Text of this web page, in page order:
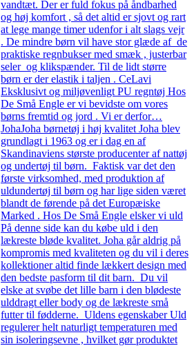
vandtæt. Der er fuld fokus på åndbarhed
og høj komfort , så det altid er sjovt og rart
at lege mange timer udenfor i alt slags vejr
. De mindre børn vil have stor glæde af de
praktiske regnbukser med smæk , justerbar
seler og klikspænder. Til de lidt større
børn er der elastik i taljen . CeLavi
Eksklusivt og miljøvenligt PU regntøj Hos
De Små Engle er vi bevidste om vores
børns fremtid og jord . Vi er derfor…
JohaJoha børnetøj i høj kvalitet Joha blev
grundlagt i 1963 og er i dag en af
Skandinaviens største producenter af nattøj
og undertøj til børn. Faktisk var det den
første virksomhed, med produktion af
uldundertøj til børn og har lige siden været
blandt de førende på det Europæiske
Marked . Hos De Små Engle elsker vi uld
På denne side kan du købe uld i den
lækreste bløde kvalitet. Joha går aldrig på
kompromis med kvaliteten og du vil i deres
kollektioner altid finde lækkert design med
den bedste pasform til dit barn. Du vil
elske at svøbe det lille barn i den blødeste
ulddragt eller body og de lækreste små
futter til fødderne. Uldens egenskaber Uld
regulerer helt naturligt temperaturen med
sin isoleringsevne , hvilket gør produktet